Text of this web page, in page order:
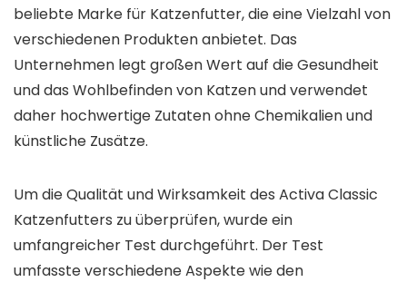
beliebte Marke für Katzenfutter, die eine Vielzahl von
verschiedenen Produkten anbietet. Das
Unternehmen legt großen Wert auf die Gesundheit
und das Wohlbefinden von Katzen und verwendet
daher hochwertige Zutaten ohne Chemikalien und
künstliche Zusätze.
Um die Qualität und Wirksamkeit des Activa Classic
Katzenfutters zu überprüfen, wurde ein
umfangreicher Test durchgeführt. Der Test
umfasste verschiedene Aspekte wie den